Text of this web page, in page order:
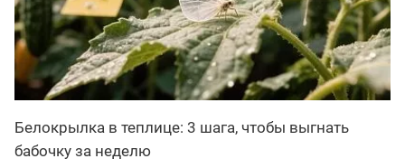
Белокрылка в теплице: 3 шага, чтобы выгнать
бабочку за неделю